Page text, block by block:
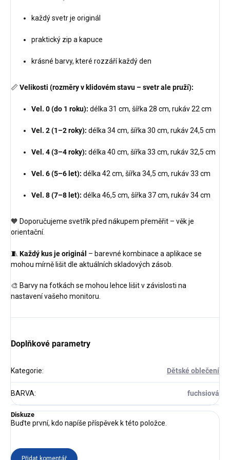
každý svetr je originál
praktický zip a kapuce
krásné barvy, které rozzáří každý den
📏 Velikosti (rozměry v klidovém stavu – svetr ale pruží):
Vel. 0 (do 1 roku): délka 31 cm, šířka 28 cm, rukáv 22 cm
Vel. 2 (1–2 roky): délka 34 cm, šířka 30 cm, rukáv 24,5 cm
Vel. 4 (3–4 roky): délka 40 cm, šířka 33 cm, rukáv 32,5 cm
Vel. 6 (5–6 let): délka 42 cm, šířka 34,5 cm, rukáv 33 cm
Vel. 8 (7–8 let): délka 46,5 cm, šířka 37 cm, rukáv 34 cm
🧡 Doporučujeme svetřík před nákupem přeměřit – věk je
orientační.
🧵Každý kus je originál – barevné kombinace a aplikace se
mohou mírně lišit dle aktuálních skladových zásob.
🎨 Barvy na fotkách se mohou lehce lišit v závislosti na
nastavení vašeho monitoru.
Doplňkové parametry
Kategorie: Dětské oblečení
BARVA: fuchsiová
Diskuze
Buďte první, kdo napíše příspěvek k této položce.